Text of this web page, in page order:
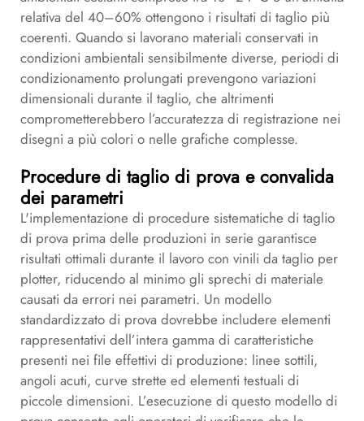
relativa del 40–60% ottengono i risultati di taglio più
coerenti. Quando si lavorano materiali conservati in
condizioni ambientali sensibilmente diverse, periodi di
condizionamento prolungati prevengono variazioni
dimensionali durante il taglio, che altrimenti
comprometterebbero l’accuratezza di registrazione nei
disegni a più colori o nelle grafiche complesse.
Procedure di taglio di prova e convalida
dei parametri
L'implementazione di procedure sistematiche di taglio
di prova prima delle produzioni in serie garantisce
risultati ottimali durante il lavoro con vinili da taglio per
plotter, riducendo al minimo gli sprechi di materiale
causati da errori nei parametri. Un modello
standardizzato di prova dovrebbe includere elementi
rappresentativi dell’intera gamma di caratteristiche
presenti nei file effettivi di produzione: linee sottili,
angoli acuti, curve strette ed elementi testuali di
piccole dimensioni. L’esecuzione di questo modello di